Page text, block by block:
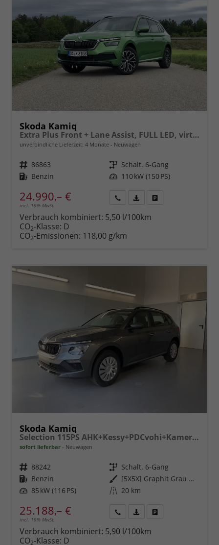
Skoda Kamiq
Extra Plus Front + Lane Assist, FULL LED, virtuelles Cockpit, Climatronic, Parksensoren, Rückfahrkamera, ISOFIX, el. Fensterheber, Tempomat, Sitzhzg. uvm.
unverbindliche Lieferzeit: 4 Monate Neuwagen
Fahrzeugnr. 86863 Getriebe Schalt. 6-Gang
Kraftstoff Benzin Leistung 110 kW (150 PS)
24.990,– €
incl. 19% MwSt.
anfordern
Datei,
Verbrauch kombiniert: 5,50 l/100km
CO2-Klasse: D
CO2-Emissionen: 118,00 g/km
Skoda Kamiq
Selection 115PS AHK+Kessy+PDCvohi+Kamera+Climatronic+AppConnect+Sitzheizung
sofort lieferbar Neuwagen
Fahrzeugnr. 88242 Getriebe Schalt. 6-Gang
Kraftstoff Benzin Außenfarbe
[5X5X] Graphit Grau Metallic
Leistung 85 kW (116 PS) Kilometerstand 20 km
25.188,– €
incl. 19% MwSt.
anfordern
Datei,
Verbrauch kombiniert: 5,90 l/100km
CO2-Klasse: D